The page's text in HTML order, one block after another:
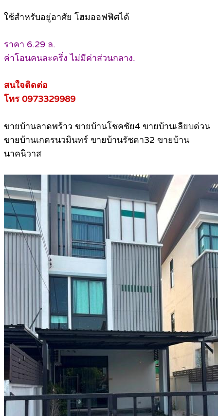
ใช้สำหรับอยู่อาศัย โฮมออฟฟิศได้
ราคา 6.29 ล.
ค่าโอนคนละครึ่ง ไม่มีค่าส่วนกลาง.
สนใจติดต่อ
โทร 0973329989
ขายบ้านลาดพร้าว ขายบ้านโชคชัย4 ขายบ้านเลียบด่วน
ขายบ้านเกตรนวมินทร์ ขายบ้านรัชดา32 ขายบ้าน
นาคนิวาส